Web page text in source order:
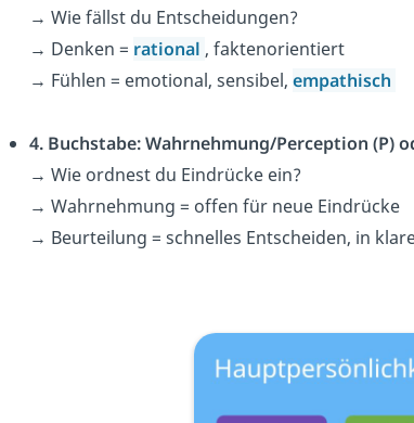
→ Wie fällst du Entscheidungen?
→ Denken = rational , faktenorientiert
→ Fühlen = emotional, sensibel, empathisch
4. Buchstabe: Wahrnehmung/Perception (P)
→ Wie ordnest du Eindrücke ein?
→ Wahrnehmung = offen für neue Eindrücke
→ Beurteilung = schnelles Entscheiden, in